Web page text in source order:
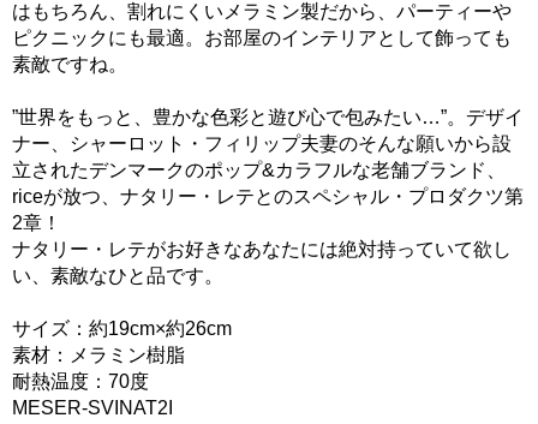
はもちろん、割れにくいメラミン製だから、パーティーや
ピクニックにも最適。お部屋のインテリアとして飾っても
素敵ですね。
”世界をもっと、豊かな色彩と遊び心で包みたい…”。デザイ
ナー、シャーロット・フィリップ夫妻のそんな願いから設
立されたデンマークのポップ&カラフルな老舗ブランド、
riceが放つ、ナタリー・レテとのスペシャル・プロダクツ第
2章！
ナタリー・レテがお好きなあなたには絶対持っていて欲し
い、素敵なひと品です。
サイズ：約19cm×約26cm
素材：メラミン樹脂
耐熱温度：70度
MESER-SVINAT2I